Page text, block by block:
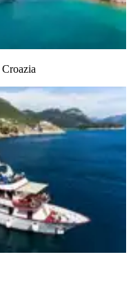
Croazia